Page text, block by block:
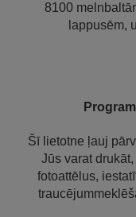
8100
lappusēm,
Šī lietotne ļauj
Jūs varat
fotoattēlus,